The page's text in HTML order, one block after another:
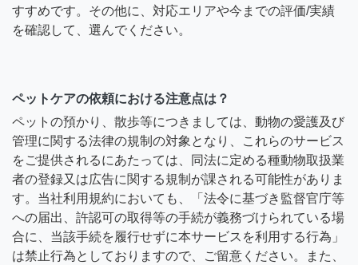
すすめです。その他に、対応エリアや今までの評価/実績
を確認して、選んでください。
ペットケアの依頼における注意点は？
ペットの預かり、散歩等につきましては、動物の愛護及び
管理に関する法律の規制の対象となり、これらのサービス
をご提供されるにあたっては、同法に定める種動物取扱業
者の登録又は広告に関する規制が課される可能性がありま
す。当社利用規約においても、「法令に基づき監督官庁等
への届出、許認可の取得等の手続が義務づけられている場
合に、当該手続を履行せずに本サービスを利用する行為」
は禁止行為としておりますので、ご留意ください。また、